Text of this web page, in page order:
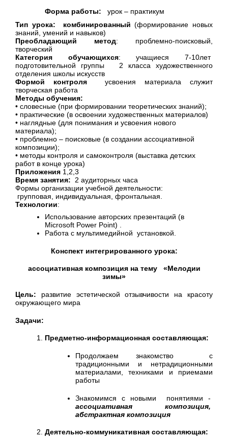
Форма работы: урок – практикум
Тип урока: комбинированный(формирование новых
знаний, умений и навыков)
Преобладающий метод: проблемно-поисковый,
творческий
Категория обучающихся: учащиеся 7-10лет
подготовительной группы 2 класса художественного
отделения школы искусств
Формой контроля усвоения материала служит
творческая работа
Методы обучения:
• словесные (при формировании теоретических знаний);
• практические (в освоении художественных материалов)
• наглядные (для понимания и усвоения нового
материала);
• проблемно – поисковые (в создании ассоциативной
композиции);
• методы контроля и самоконтроля (выставка детских
работ в конце урока)
Приложения 1,2,3
Время занятия: 2 аудиторных часа
Формы организации учебной деятельности:
групповая, индивидуальная, фронтальная.
Технологии:
Использование авторских презентаций (в
Microsoft Power Point) .
Работа с мультимедийной установкой.
Конспект интегрированного урока:
ассоциативная композиция на тему «Мелодии
зимы»
Цель: развитие эстетической отзывчивости на красоту
окружающего мира
Задачи:
Предметно-информационная составляющая:
Продолжаем знакомство с
традиционными и нетрадиционными
материалами, техниками и приемами
работы
Знакомимся с новыми понятиями -
ассоциативная композиция,
абстрактная композиция
Деятельно-коммуникативная составляющая: